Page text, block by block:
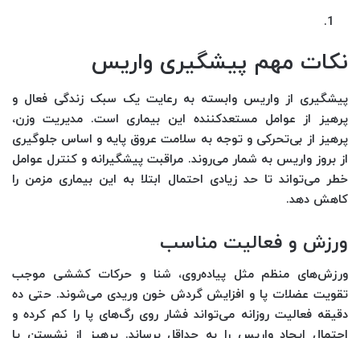
نکات مهم پیشگیری واریس
پیشگیری از واریس وابسته به رعایت یک سبک زندگی فعال و
پرهیز از عوامل مستعدکننده این بیماری است. مدیریت وزن،
پرهیز از بی‌تحرکی و توجه به سلامت عروق پایه و اساس جلوگیری
از بروز واریس به شمار می‌روند. مراقبت پیشگیرانه و کنترل عوامل
خطر می‌تواند تا حد زیادی احتمال ابتلا به این بیماری مزمن را
کاهش دهد.
ورزش و فعالیت مناسب
ورزش‌های منظم مثل پیاده‌روی، شنا و حرکات کششی موجب
تقویت عضلات پا و افزایش گردش خون وریدی می‌شوند. حتی ده
دقیقه فعالیت روزانه می‌تواند فشار روی رگ‌های پا را کم کرده و